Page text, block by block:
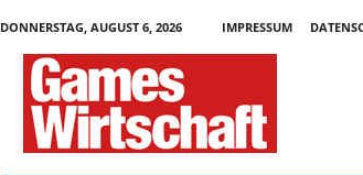
DONNERSTAG, AUGUST 6, 2026 IMPRESSUM